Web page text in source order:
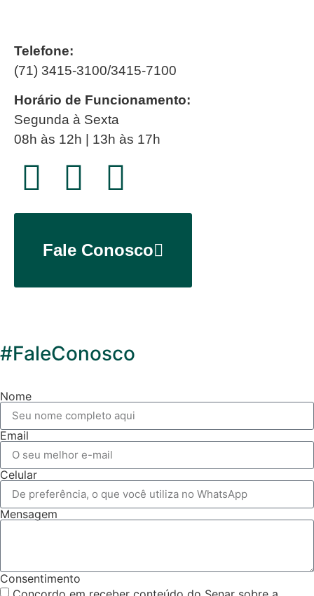
Telefone:
(71) 3415-3100/3415-7100
Horário de Funcionamento:
Segunda à Sexta
08h às 12h | 13h às 17h
Fale Conosco
#FaleConosco
Nome
Email
Celular
Mensagem
Consentimento